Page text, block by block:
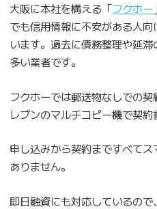
大阪に本社を構える「フクホー
でも信用情報に不安がある人
います。過去に債務整理や延
多い業者です。
フクホーでは郵送物なしでの
レブンのマルチコピー機で契約
申し込みから契約まですべて
ありません。
即日融資にも対応しているの